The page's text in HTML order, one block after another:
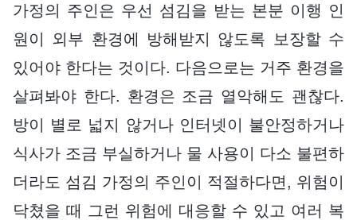
가정의 주인은 우선 섬김을 받는 본분 이행 인
원이 외부 환경에 방해받지 않도록 보장할 수
있어야 한다는 것이다. 다음으로는 거주 환경을
살펴봐야 한다. 환경은 조금 열악해도 괜찮다.
방이 별로 넓지 않거나 인터넷이 불안정하거나
식사가 조금 부실하거나 물 사용이 다소 불편하
더라도 섬김 가정의 주인이 적절하다면, 위험이
닥쳤을 때 그런 위험에 대응할 수 있고 여러 복